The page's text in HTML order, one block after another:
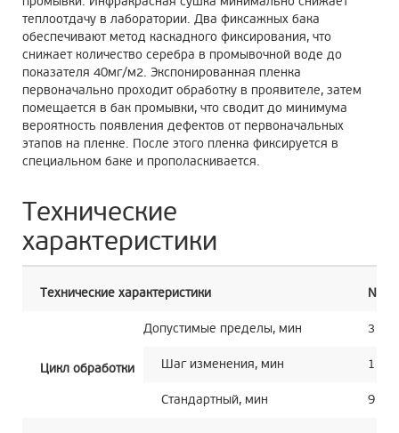
теплоотдачу в лаборатории. Два фиксажных бака
обеспечивают метод каскадного фиксирования, что
снижает количество серебра в промывочной воде до
показателя 40мг/м2. Экспонированная пленка
первоначально проходит обработку в проявителе, затем
помещается в бак промывки, что сводит до минимума
вероятность появления дефектов от первоначальных
этапов на пленке. После этого пленка фиксируется в
специальном баке и прополаскивается.
Технические
характеристики
Технические характеристики
Цикл обработки
Допустимые пределы, мин 3 ÷
Шаг изменения, мин 1
Стандартный, мин 9